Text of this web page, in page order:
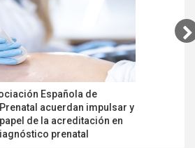
Española de
acuerdan impulsar y
de la acreditación en
prenatal